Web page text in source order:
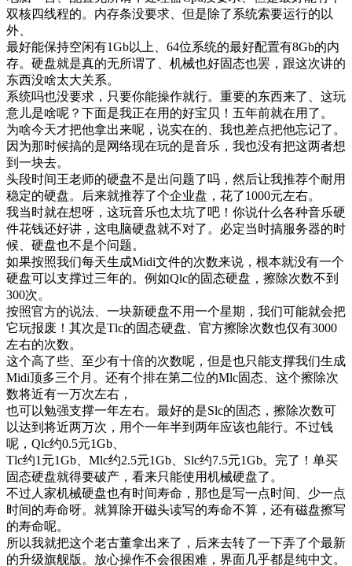
双核四线程的。内存条没要求、但是除了系统索要运行的以
外、
最好能保持空闲有1Gb以上、64位系统的最好配置有8Gb的内
存。硬盘就是真的无所谓了、机械也好固态也罢，跟这次讲的
东西没啥太大关系。
系统吗也没要求，只要你能操作就行。重要的东西来了、这玩
意儿是啥呢？下面是我正在用的好宝贝！五年前就在用了。
为啥今天才把他拿出来呢，说实在的、我也差点把他忘记了。
因为那时候搞的是网络现在玩的是音乐，我也没有把这两者想
到一块去。
头段时间王老师的硬盘不是出问题了吗，然后让我推荐个耐用
稳定的硬盘。后来就推荐了个企业盘，花了1000元左右。
我当时就在想呀，这玩音乐也太坑了吧！你说什么各种音乐硬
件花钱还好讲，这电脑硬盘就不对了。必定当时搞服务器的时
候、硬盘也不是个问题。
如果按照我们每天生成Midi文件的次数来说，根本就没有一个
硬盘可以支撑过三年的。例如Qlc的固态硬盘，擦除次数不到
300次。
按照官方的说法、一块新硬盘不用一个星期，我们可能就会把
它玩报废！其次是Tlc的固态硬盘、官方擦除次数也仅有3000
左右的次数。
这个高了些、至少有十倍的次数呢，但是也只能支撑我们生成
Midi顶多三个月。还有个排在第二位的Mlc固态、这个擦除次
数将近有一万次左右，
也可以勉强支撑一年左右。最好的是Slc的固态，擦除次数可
以达到将近两万次，用个一年半到两年应该也能行。不过钱
呢，Qlc约0.5元1Gb、
Tlc约1元1Gb、Mlc约2.5元1Gb、Slc约7.5元1Gb。完了！单买
固态硬盘就得要破产，看来只能使用机械硬盘了。
不过人家机械硬盘也有时间寿命，那也是写一点时间、少一点
时间的寿命呀。就算除开磁头读写的寿命不算，还有磁盘擦写
的寿命呢。
所以我就把这个老古董拿出来了，后来去转了一下弄了个最新
的升级旗舰版。放心操作不会很困难，界面几乎都是纯中文。